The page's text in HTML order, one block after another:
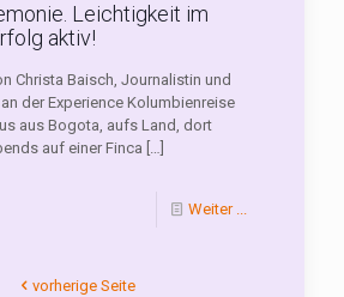
Leichtigkeit im
aktiv!
Christa Baisch, Journalistin und
der Experience Kolumbienreise
aus Bogota, aufs Land, dort
auf einer Finca […]
Weiter ...
vorherige Seite